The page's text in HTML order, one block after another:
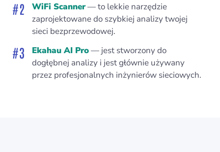
WiFi Scanner— to lekkie narzędzie
zaprojektowane do szybkiej analizy twojej
sieci bezprzewodowej.
Ekahau AI Pro— jest stworzony do
dogłębnej analizy i jest głównie używany
przez profesjonalnych inżynierów sieciowych.